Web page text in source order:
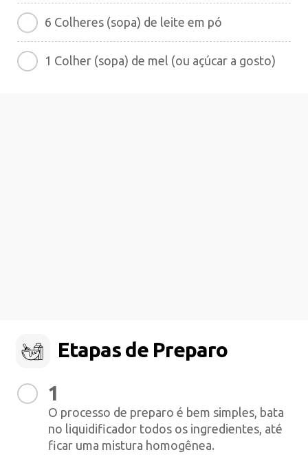
6 Colheres (sopa) de leite em pó
1 Colher (sopa) de mel (ou açúcar a gosto)
Etapas de Preparo
1
O processo de preparo é bem simples, bata
no liquidificador todos os ingredientes, até
ficar uma mistura homogênea.